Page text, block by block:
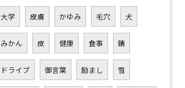
大学 皮膚 かゆみ 毛穴 犬
みかん 皮 健康 食事 錆
ドライブ 御言葉 励まし 雪